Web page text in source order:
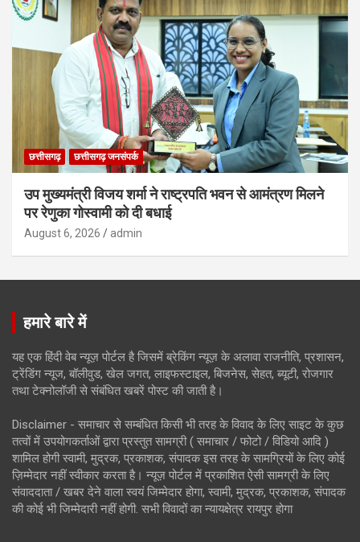
छत्तीसगढ़ छत्तीसगढ़ जनसंपर्क
उप मुख्यमंत्री विजय शर्मा ने राष्ट्रपति भवन से आमंत्रण मिलने
पर रेणुका गोस्वामी को दी बधाई
August 6, 2026 admin
हमारे बारे में
यह एक हिंदी वेब न्यूज़ पोर्टल है जिसमें ब्रेकिंग न्यूज़ के अलावा राजनीति, प्रशासन,
ट्रेंडिंग न्यूज, बॉलीवुड, खेल जगत, लाइफस्टाइल, बिजनेस, सेहत, ब्यूटी, रोजगार
तथा टेक्नोलॉजी से संबंधित खबरें पोस्ट की जाती है।
Disclaimer - समाचार से सम्बंधित किसी भी तरह के विवाद के लिए साइट के कुछ
तत्वों में उपयोगकर्ताओं द्वारा प्रस्तुत सामग्री ( समाचार / फोटो / विडियो आदि )
शामिल होगी स्वामी, मुद्रक, प्रकाशक, संपादक इस तरह के सामग्रियों के लिए कोई
ज़िम्मेदार नहीं स्वीकार करता है। न्यूज़ पोर्टल में प्रकाशित ऐसी सामग्री के लिए
संवाददाता / खबर देने वाला स्वयं जिम्मेदार होगा, स्वामी, मुद्रक, प्रकाशक, संपादक
की कोई भी जिम्मेदारी नहीं होगी. सभी विवादों का न्यायक्षेत्र रायपुर होगा